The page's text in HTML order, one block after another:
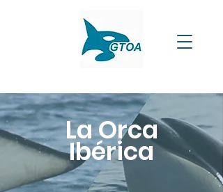
La Orca
Ibérica